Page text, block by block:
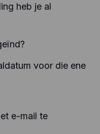
heb je al
voor die ene
e-mail te